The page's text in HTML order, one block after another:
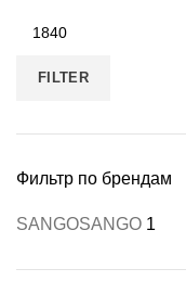
FILTER
Фильтр по брендам
SANGOSANGO 1